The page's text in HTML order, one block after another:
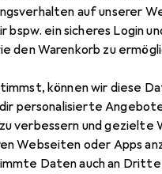
auf unserer
bspw. ein sicheres Login
den Warenkorb zu
können wir diese
personalisierte
verbessern und gezielte
Webseiten oder Apps
Daten auch an Dritte
EUR
13,74 bei 2 Stück
6x